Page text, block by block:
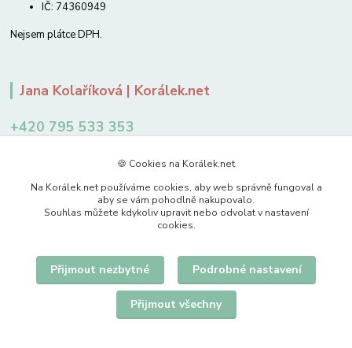
IČ: 74360949
Nejsem plátce DPH.
Jana Kolaříková | Korálek.net
+420 795 533 353
jkolarikova@koralek.net
Upravit sběr cookies.
🍪 Cookies na Korálek.net
Na Korálek.net používáme cookies, aby web správně fungoval a
aby se vám pohodlně nakupovalo.
Souhlas můžete kdykoliv upravit nebo odvolat v nastavení
cookies.
Přijmout nezbytné Podrobné nastavení
Přijmout všechny